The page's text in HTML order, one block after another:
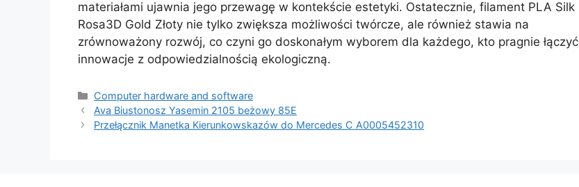
materiałami ujawnia jego przewagę w kontekście estetyki. Ostatecznie, filament PLA Silk
Rosa3D Gold Złoty nie tylko zwiększa możliwości twórcze, ale również stawia na
zrównoważony rozwój, co czyni go doskonałym wyborem dla każdego, kto pragnie łączyć
innowacje z odpowiedzialnością ekologiczną.
Kategorie
Computer hardware and software
Ava Biustonosz Yasemin 2105 beżowy 85E
Przełącznik Manetka Kierunkowskazów do Mercedes C A0005452310